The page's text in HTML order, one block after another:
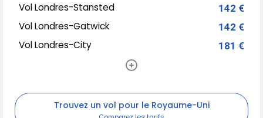
Vol Londres-Stansted 142 €
Vol Londres-Gatwick 142 €
Vol Londres-City 181 €
Trouvez un vol pour le Royaume-Uni